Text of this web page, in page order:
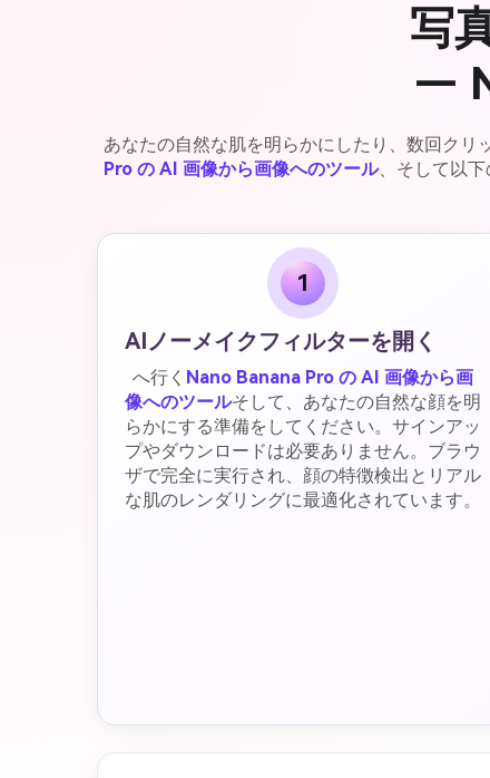
写
—
あなたの自然な肌を明らかにしたり、数回クリ
Pro の AI 画像から画像へのツール、そして以
1
AIノーメイクフィルターを開く
へ行く Nano Banana Pro の AI 画像から画
像へのツールそして、あなたの自然な顔を明
らかにする準備をしてください。サインアッ
プやダウンロードは必要ありません。ブラウ
ザで完全に実行され、顔の特徴検出とリアル
な肌のレンダリングに最適化されています。